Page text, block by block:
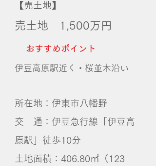
【売土地】
売土地 1,500万円
おすすめポイント
伊豆高原駅近く・桜並木沿い
所在地：伊東市八幡野
交 通：伊豆急行線「伊豆高
原駅」徒歩10分
土地面積：406.80㎡（123